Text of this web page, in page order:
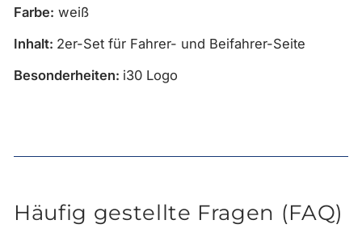
Farbe: weiß
Inhalt: 2er-Set für Fahrer- und Beifahrer-Seite
Besonderheiten: i30 Logo
Häufig gestellte Fragen (FAQ)